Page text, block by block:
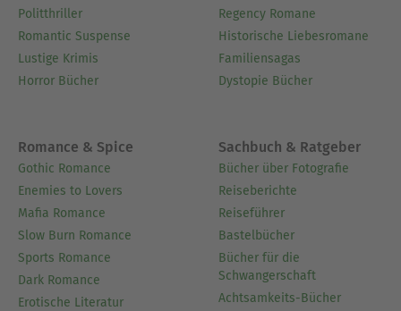
Politthriller
Romantic Suspense
Lustige Krimis
Horror Bücher
Regency Romane
Historische Liebesromane
Familiensagas
Dystopie Bücher
Romance & Spice
Gothic Romance
Enemies to Lovers
Mafia Romance
Slow Burn Romance
Sports Romance
Dark Romance
Erotische Literatur
Sachbuch & Ratgeber
Bücher über Fotografie
Reiseberichte
Reiseführer
Bastelbücher
Bücher für die
Schwangerschaft
Achtsamkeits-Bücher